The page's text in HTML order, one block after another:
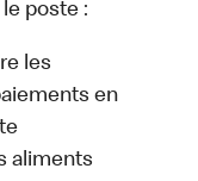
poste :
les
en
aliments